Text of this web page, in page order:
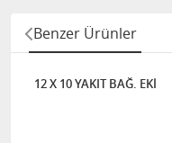
Benzer Ürünler
12 X 10 YAKIT BAĞ. EKİ